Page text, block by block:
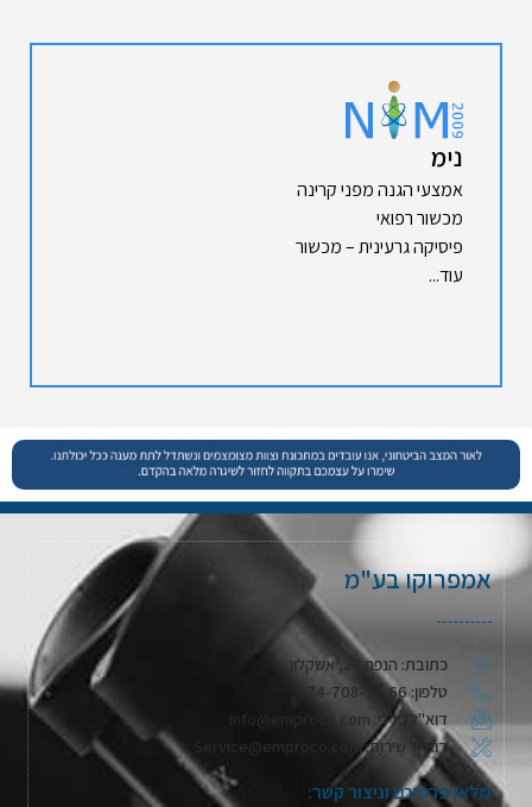
נימ
אמצעי הגנה מפני קרינה
מכשור רפואי
פיסיקה גרעינית – מכשור
עוד...
אמפרוקו בע"מ
כתובת: הנפח 28, אשקלון
טלפון: 074-708-71-66
דוא"ל כללי: Info@emproco.com
דוא"ל שירות: Service@emproco.com
מלאו פרטיכם וניצור קשר: